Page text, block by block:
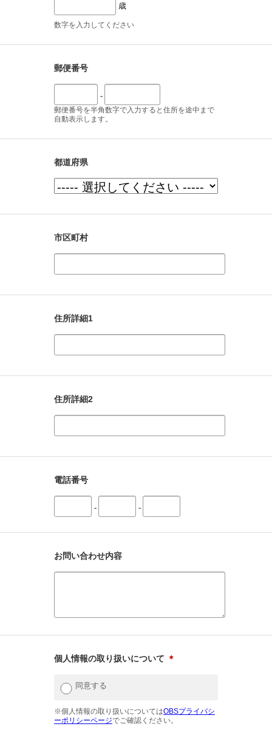
歳
数字を入力してください
郵便番号
-
郵便番号を半角数字で入力すると住所を途中まで
自動表示します。
都道府県
市区町村
住所詳細1
住所詳細2
電話番号
- -
お問い合わせ内容
個人情報の取り扱いについて ＊
同意する
※個人情報の取り扱いについてはOBSプライバシ
ーポリシーページでご確認ください。